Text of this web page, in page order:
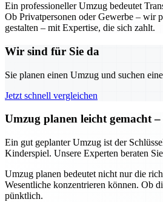
Ein professioneller Umzug bedeutet
Ob Privatpersonen oder Gewerbe – wir
gestalten – mit Expertise, die sich zahlt.
Wir sind für Sie da
Sie planen einen Umzug und suchen
Jetzt schnell vergleichen
Umzug planen leicht gemacht
Ein gut geplanter Umzug ist der
Kinderspiel. Unsere Experten beraten
Umzug planen bedeutet nicht nur die
Wesentliche konzentrieren können. Ob
pünktlich.